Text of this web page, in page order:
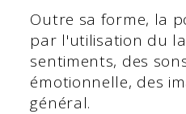
Outre sa forme, la
par l'utilisation du
sentiments, des
émotionnelle, des
général.